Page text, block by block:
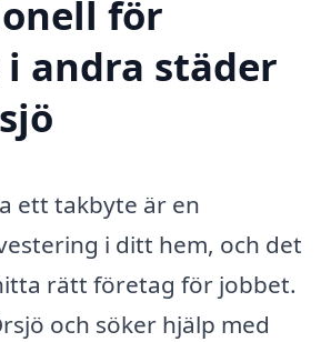
för
andra städer
ett takbyte är en
i ditt hem, och det
rätt företag för jobbet.
och söker hjälp med